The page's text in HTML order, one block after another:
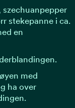
szechuanpepper
stekepanne i ca.
en
med
ha over